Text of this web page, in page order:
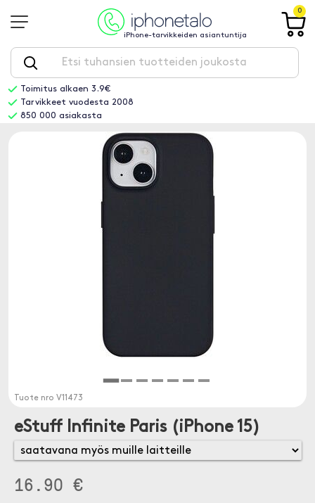
iPhone-tarvikkeiden asiantuntija
0
Toimitus alkaen 3.9€
Tarvikkeet vuodesta 2008
850 000 asiakasta
Tuote nro V11473
eStuff Infinite Paris (iPhone 15)
16.90 €